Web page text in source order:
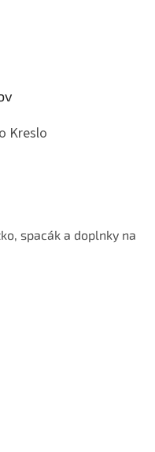
Kreslo
hviezdičiek.
spacák a doplnky na